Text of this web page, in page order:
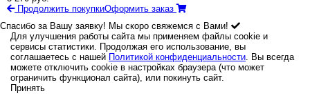
Продолжить покупкиОформить заказ
Спасибо за Вашу заявку! Мы скоро свяжемся с Вами!
Для улучшения работы сайта мы применяем файлы cookie и
сервисы статистики. Продолжая его использование, вы
соглашаетесь с нашей Политикой конфиденциальности. Вы всегда
можете отключить cookie в настройках браузера (что может
ограничить функционал сайта), или покинуть сайт.
Принять